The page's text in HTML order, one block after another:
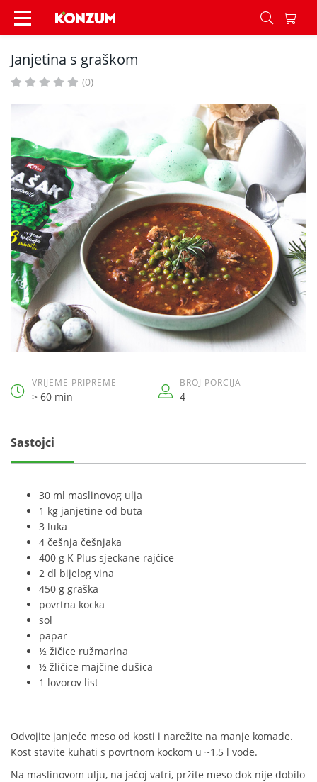
Janjetina s graškom - Recepti - Konzum
Janjetina s graškom
(0)
VRIJEME PRIPREME
> 60 min
BROJ PORCIJA
4
Sastojci
30 ml maslinovog ulja
1 kg janjetine od buta
3 luka
4 češnja češnjaka
400 g K Plus sjeckane rajčice
2 dl bijelog vina
450 g graška
povrtna kocka
sol
papar
½ žičice ružmarina
½ žličice majčine dušica
1 lovorov list
Odvojite janjeće meso od kosti i narežite na manje komade.
Kost stavite kuhati s povrtnom kockom u ~1,5 l vode.
Na maslinovom ulju, na jačoj vatri, pržite meso dok nije dobilo